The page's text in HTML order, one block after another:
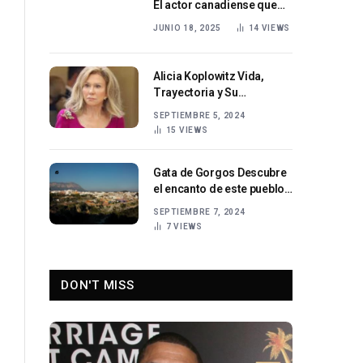
El actor canadiense que
cautiva al público mundial.
JUNIO 18, 2025 14 VIEWS
Alicia Koplowitz Vida,
Trayectoria y Su
España
SEPTIEMBRE 5, 2024
15 VIEWS
Gata de Gorgos Descubre
el encanto de este pueblo
Valenciana
SEPTIEMBRE 7, 2024
7VIEWS
DON'T MISS